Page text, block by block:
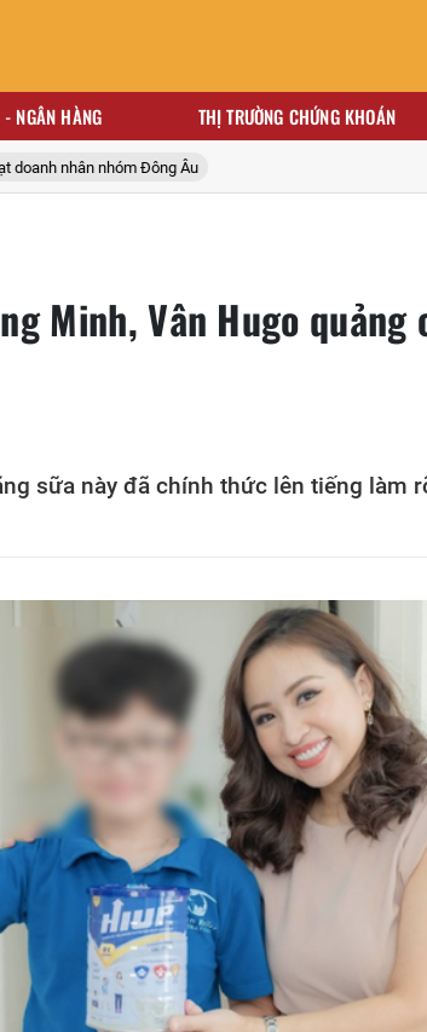
NGÂN HÀNG THỊ TRƯỜNG CHỨNG KHOÁN
nhân nhóm Đông Âu
Minh, Vân Hugo quảng
sữa này đã chính thức lên tiếng làm